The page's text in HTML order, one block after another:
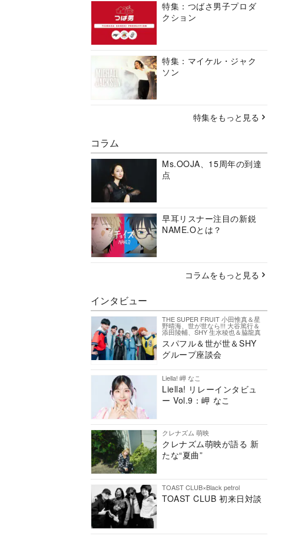
特集：つばさ男子プロダ
クション
特集：マイケル・ジャク
ソン
特集をもっと見る
コラム
Ms.OOJA、15周年の到達
点
早耳リスナー注目の新鋭
NAME.Oとは？
コラムをもっと見る
インタビュー
THE SUPER FRUIT 小田惟真＆星
野晴海、世が世なら!!! 大谷篤行＆
添田陵輔、SHY 生水稜也＆脇龍真
スパフル＆世が世＆SHY
グループ座談会
Liella! 岬 なこ
Liella! リレーインタビュ
ー Vol.9：岬 なこ
クレナズム 萌映
クレナズム萌映が語る 新
たな“夏曲”
TOAST CLUB×Black petrol
TOAST CLUB 初来日対談